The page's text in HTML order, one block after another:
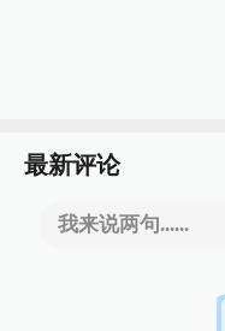
最新评论
我来说两句......